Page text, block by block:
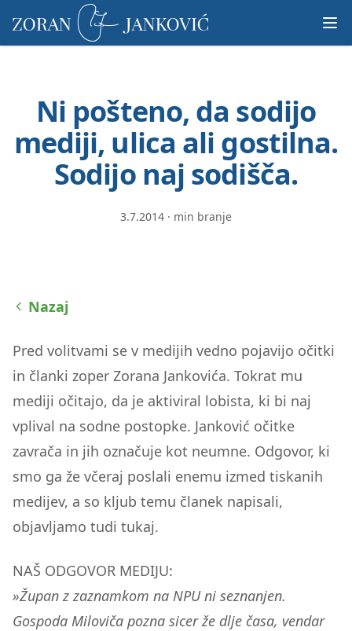
upoštevajte:
To
vključuje
sistem
dostopnosti.
Ni pošteno, da sodijo
mediji, ulica ali gostilna.
Sodijo naj sodišča.
3.7.2014 · min branje
Nazaj
Pred volitvami se v medijih vedno pojavijo očitki
in članki zoper Zorana Jankovića. Tokrat mu
mediji očitajo, da je aktiviral lobista, ki bi naj
vplival na sodne postopke. Janković očitke
zavrača in jih označuje kot neumne. Odgovor, ki
smo ga že včeraj poslali enemu izmed tiskanih
medijev, a so kljub temu članek napisali,
objavljamo tudi tukaj.
NAŠ ODGOVOR MEDIJU:
»Župan z zaznamkom na NPU ni seznanjen.
Gospoda Miloviča pozna sicer že dlje časa, vendar